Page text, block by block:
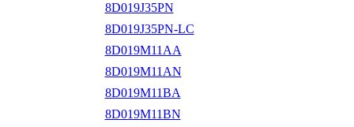
8D019J35PN
8D019J35PN-LC
8D019M11AA
8D019M11AN
8D019M11BA
8D019M11BN